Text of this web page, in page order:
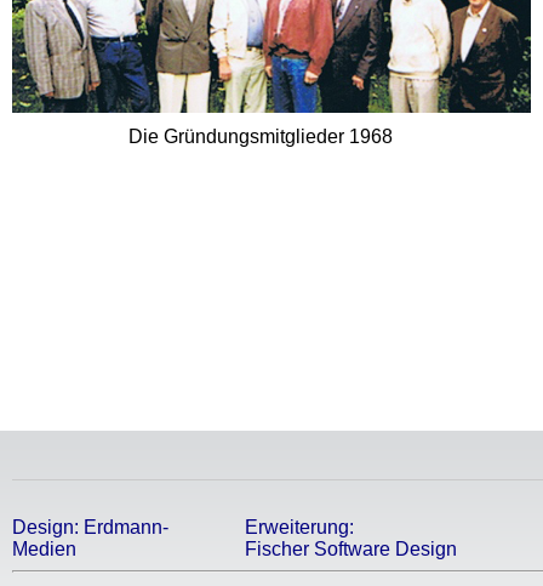
Die Gründungsmitglieder 1968
Design: Erdmann-
Medien
Erweiterung:
Fischer Software Design